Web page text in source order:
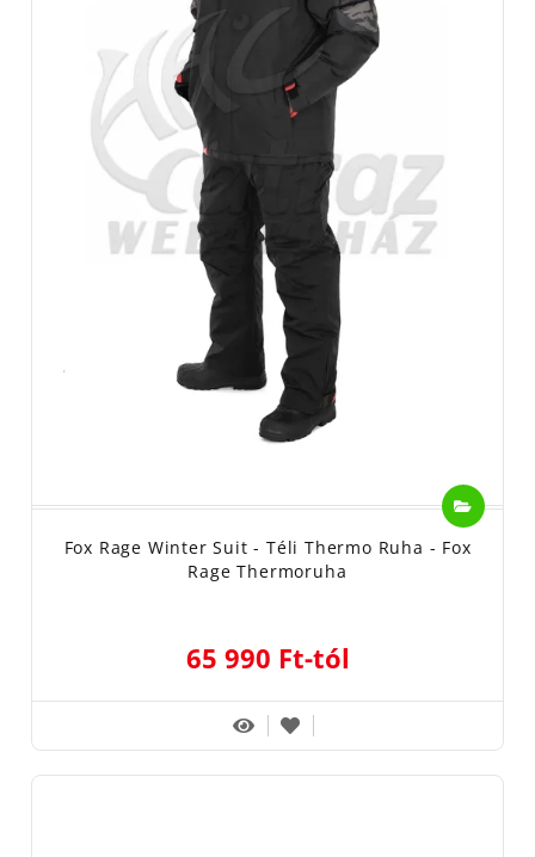
Fox Rage Winter Suit - Téli Thermo Ruha - Fox
Rage Thermoruha
65 990 Ft-tól